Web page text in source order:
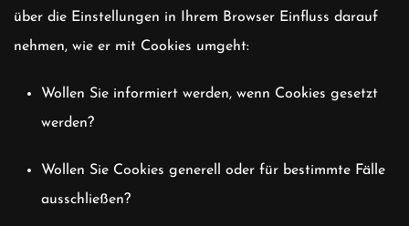
über die Einstellungen in Ihrem Browser Einfluss darauf
nehmen, wie er mit Cookies umgeht:
Wollen Sie informiert werden, wenn Cookies gesetzt
werden?
Wollen Sie Cookies generell oder für bestimmte Fälle
ausschließen?